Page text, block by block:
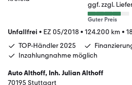
ggf. zzgl.
Guter Preis
Unfallfrei • EZ 05/2018• 124.200 km •
TOP-Händler 2025
Inzahlungnahme möglich
Auto Althoff, Inh. Julian Althoff
70195 Stuttgart